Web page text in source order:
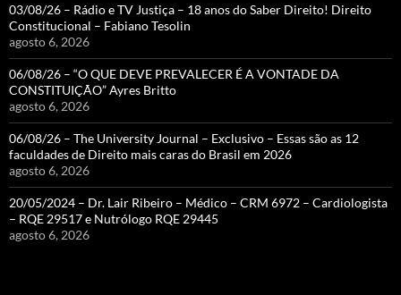
03/08/26 – Rádio e TV Justiça – 18 anos do Saber Direito! Direito
Constitucional – Fabiano Tesolin
agosto 6, 2026
06/08/26 – “O QUE DEVE PREVALECER É A VONTADE DA
CONSTITUIÇÃO” Ayres Britto
agosto 6, 2026
06/08/26 – The University Journal – Exclusivo – Essas são as 12
faculdades de Direito mais caras do Brasil em 2026
agosto 6, 2026
20/05/2024 – Dr. Lair Ribeiro – Médico – CRM 6972 – Cardiologista
– RQE 29517 e Nutrólogo RQE 29445
agosto 6, 2026